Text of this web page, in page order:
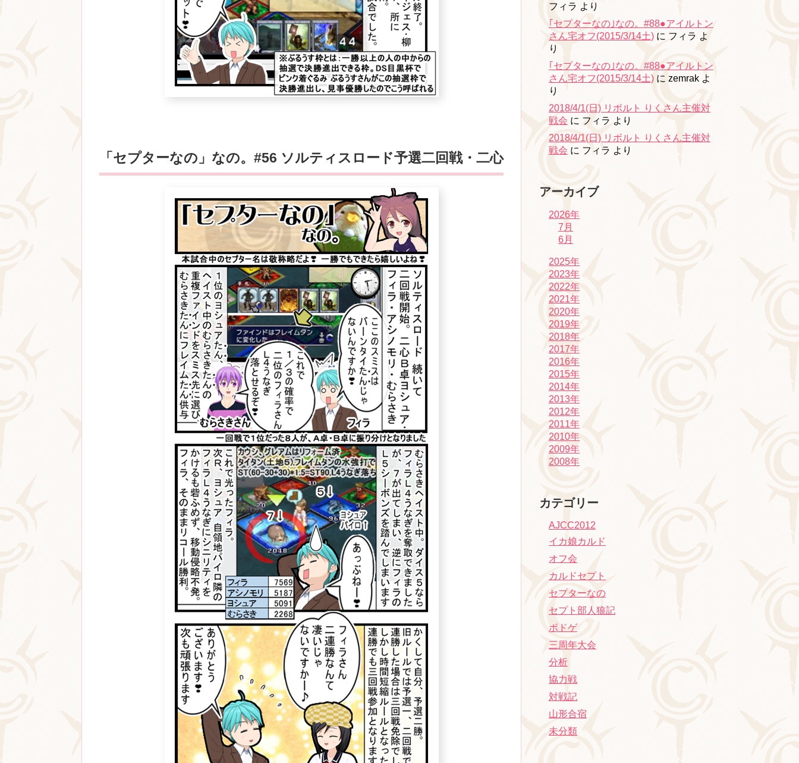
「セプターなの」なの。#56 ソルティスロード予選二回戦・二心
フィラ より
｢セプターなの｣なの。#88●アイルトン
さん宅オフ(2015/3/14土) に フィラ よ
り
｢セプターなの｣なの。#88●アイルトン
さん宅オフ(2015/3/14土) に zemrak よ
り
2018/4/1(日) リボルト りくさん主催対
戦会 に フィラ より
2018/4/1(日) リボルト りくさん主催対
戦会 に フィラ より
アーカイブ
2026年
7月
6月
2025年
2023年
2022年
2021年
2020年
2019年
2018年
2017年
2016年
2015年
2014年
2013年
2012年
2011年
2010年
2009年
2008年
カテゴリー
AJCC2012
イカ娘カルド
オフ会
カルドセプト
セプターなの
セプト部人狼記
ボドゲ
三周年大会
分析
協力戦
対戦記
山形合宿
未分類